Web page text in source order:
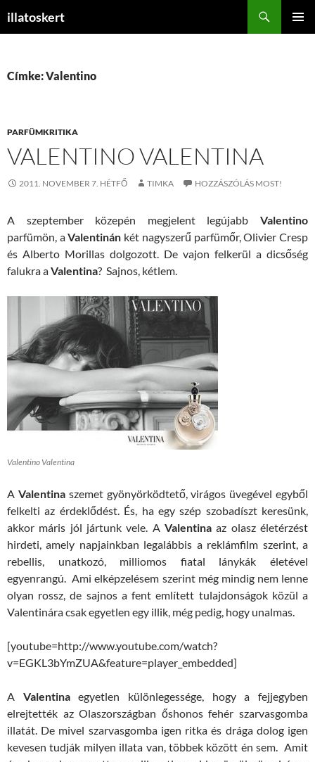
illatoskert
Címke: Valentino
PARFÜMKRITIKA
VALENTINO VALENTINA
2011. NOVEMBER 7. HÉTFŐ TIMKA HOZZÁSZÓLÁS MOST!
A szeptember közepén megjelent legújabb Valentino
parfümön, aValentinán két nagyszerű parfümőr, Olivier Cresp
és Alberto Morillas dolgozott. De vajon felkerül a dicsőség
falukra aValentina? Sajnos, kétlem.
Valentino Valentina
A Valentinaszemet gyönyörködtető, virágos üvegével egyből
felkelti az érdeklődést. És, ha egy szép szobadíszt keresünk,
akkor máris jól jártunk vele. A Valentina az olasz életérzést
hirdeti, amely napjainkban legalábbis a reklámfilm szerint, a
rebellis, unatkozó, milliomos fiatal lánykák életével
egyenrangú. Ami elképzelésem szerint még mindig nem lenne
olyan rossz, de sajnos a fent említett tulajdonságok közül a
Valentinára csak egyetlen egy illik, még pedig, hogy unalmas.
[youtube=http://www.youtube.com/watch?
v=EGKL3bYmZUA&feature=player_embedded]
A Valentinaegyetlen különlegessége, hogy a fejjegyben
elrejtették az Olaszországban őshonos fehér szarvasgomba
illatát. De mivel szarvasgomba igen ritka és drága dolog igen
kevesen tudják milyen illata van, többek között én sem. Amit